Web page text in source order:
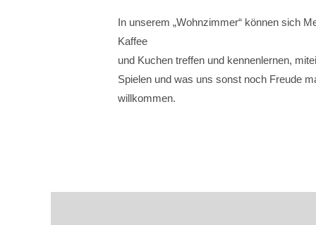
In unserem „Wohnzimmer“ können sich
Kaffee
und Kuchen treffen und kennenlernen,
Spielen und was uns sonst noch Freude
willkommen.